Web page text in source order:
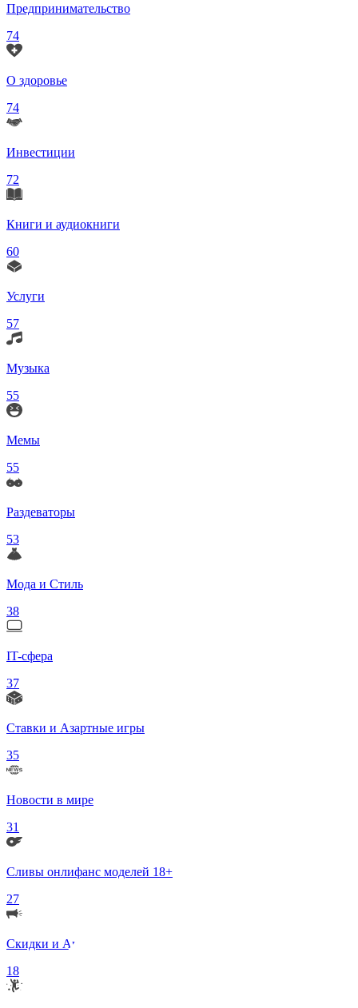
Предпринимательство
74
О здоровье
74
Инвестиции
72
Книги и аудиокниги
60
Услуги
57
Музыка
55
Мемы
55
Раздеваторы
53
Мода и Стиль
38
IT-сфера
37
Ставки и Азартные игры
35
Новости в мире
31
Сливы онлифанс моделей 18+
27
Скидки и Акции
18